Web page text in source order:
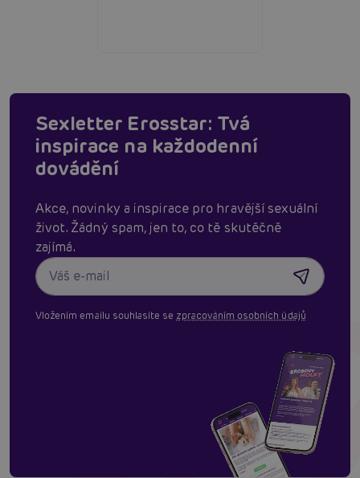
Sexletter Erosstar: Tvá
inspirace na každodenní
dovádění
Akce, novinky a inspirace pro hravější sexuální
život. Žádný spam, jen to, co tě skutěčně
zajímá.
Vložením emailu souhlasíte se zpracováním osobních údajů